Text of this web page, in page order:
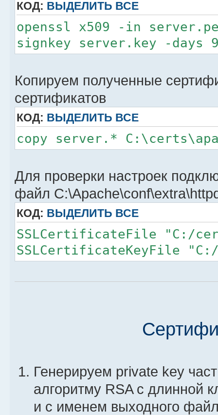
КОД: ВЫДЕЛИТЬ ВСЕ
openssl x509 -in
signkey server.key -days
Копируем полученные
сертификатов
КОД: ВЫДЕЛИТЬ ВСЕ
copy server.*
Для проверки настроек
файл
КОД: ВЫДЕЛИТЬ ВСЕ
SSLCertificateFile "C:/
SSLCertificateKeyFile
Генерируем private key
алгоритму RSA с длинной
и с именем выходного